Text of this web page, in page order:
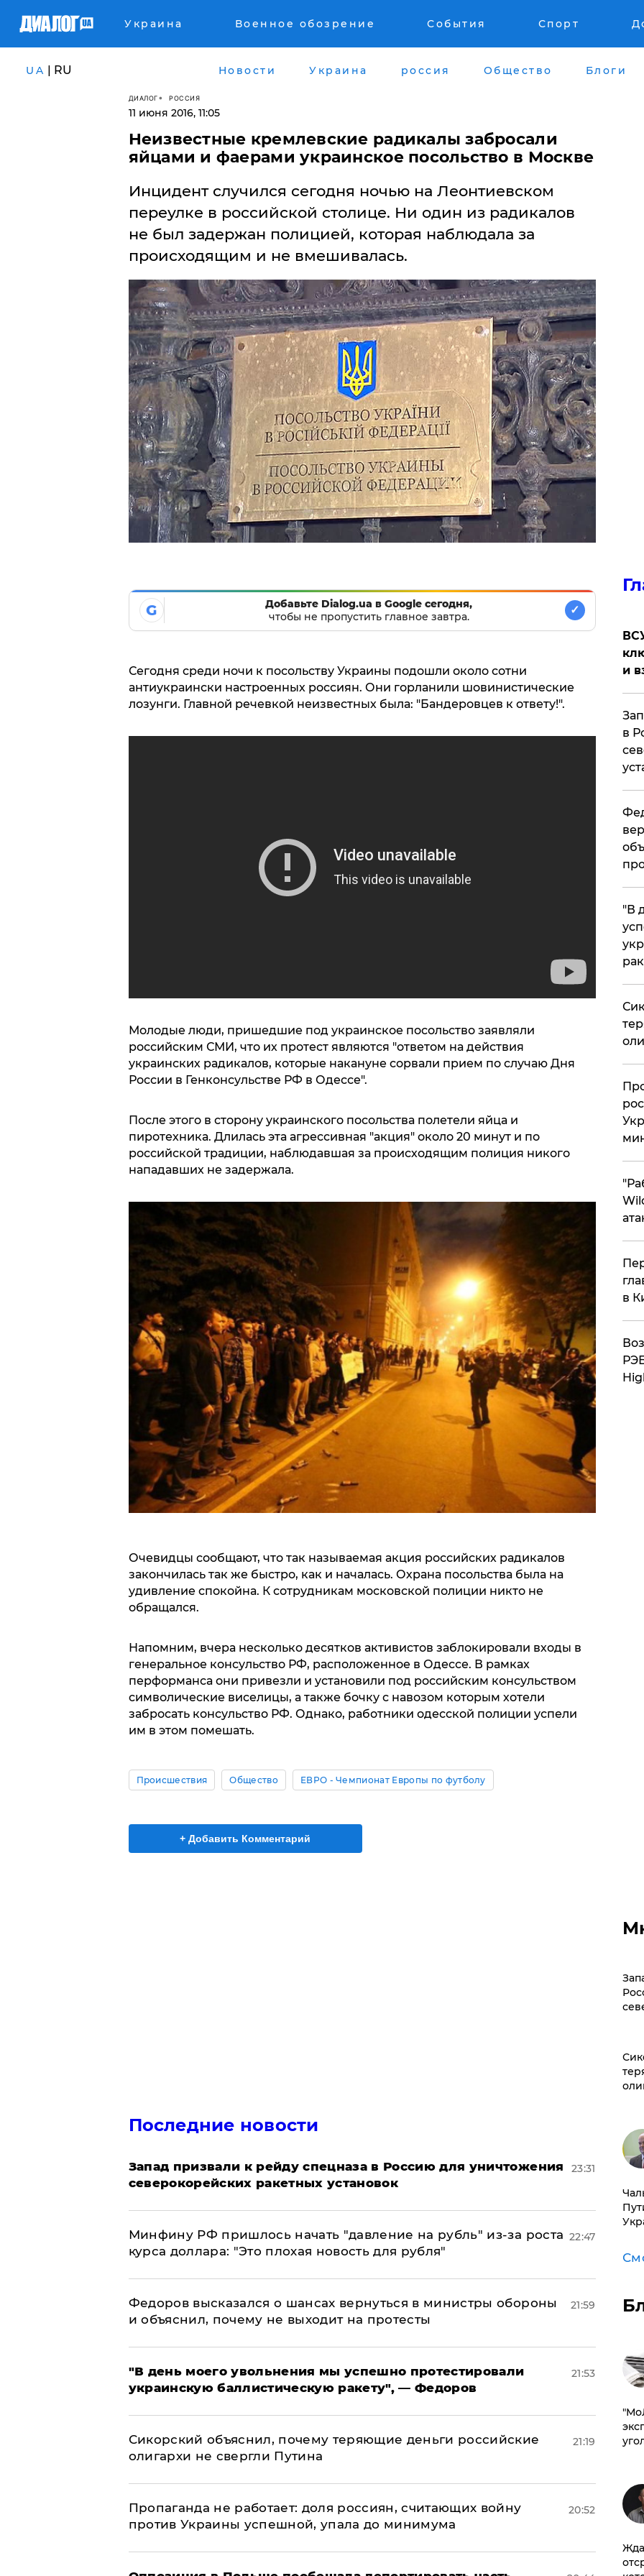
Украина Военное обозрение События Спорт
UA | RU Новости Украина россия Общество Блоги
ДИАЛОГ РОССИЯ
11 июня 2016, 11:05
Неизвестные кремлевские радикалы забросали
яйцами и фаерами украинское посольство в Москве
Инцидент случился сегодня ночью на Леонтиевском
переулке в российской столице. Ни один из радикалов
не был задержан полицией, которая наблюдала за
происходящим и не вмешивалась.
G
Добавьте Dialog.ua в Google сегодня,
чтобы не пропустить главное завтра.
✓
Сегодня среди ночи к посольству Украины подошли около сотни
антиукраински настроенных россиян. Они горланили шовинистические
лозунги. Главной речевкой неизвестных была: "Бандеровцев к ответу!".
Молодые люди, пришедшие под украинское посольство заявляли
российским СМИ, что их протест являются "ответом на действия
украинских радикалов, которые накануне сорвали прием по случаю Дня
России в Генконсульстве РФ в Одессе".
После этого в сторону украинского посольства полетели яйца и
пиротехника. Длилась эта агрессивная "акция" около 20 минут и по
российской традиции, наблюдавшая за происходящим полиция никого
нападавших не задержала.
Очевидцы сообщают, что так называемая акция российских радикалов
закончилась так же быстро, как и началась. Охрана посольства была на
удивление спокойна. К сотрудникам московской полиции никто не
обращался.
Напомним, вчера несколько десятков активистов заблокировали входы в
генеральное консульство РФ, расположенное в Одессе. В рамках
перформанса они привезли и установили под российским консульством
символические виселицы, а также бочку с навозом которым хотели
забросать консульство РФ. Однако, работники одесской полиции успели
им в этом помешать.
Происшествия Общество ЕВРО - Чемпионат Европы по футболу
+ Добавить Комментарий
Последние новости
Запад призвали к рейду спецназа в Россию для уничтожения
северокорейских ракетных установок
23:31
Минфину РФ пришлось начать "давление на рубль" из-за роста
курса доллара: "Это плохая новость для рубля"
22:47
Федоров высказался о шансах вернуться в министры обороны
и объяснил, почему не выходит на протесты
21:59
​"В день моего увольнения мы успешно протестировали
украинскую баллистическую ракету", — Федоров
21:53
Сикорский объяснил, почему теряющие деньги российские
олигархи не свергли Путина
21:19
​Пропаганда не работает: доля россиян, считающих войну
против Украины успешной, упала до минимума
20:52
и
в
​"В
в